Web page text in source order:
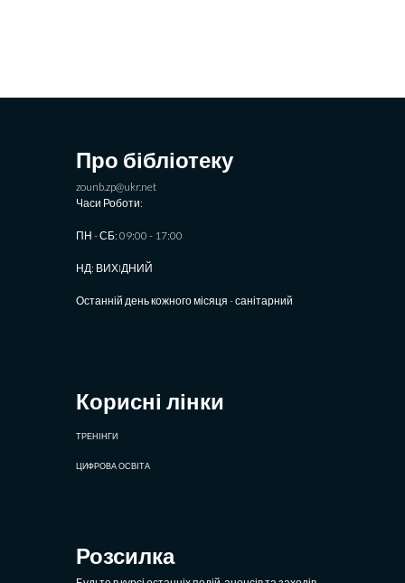
Про бібліотеку
zounb.zp@ukr.net
Часи Роботи:
ПН - СБ: 09:00 - 17:00
НД: ВИХIДНИЙ
Останній день кожного місяця - санітарний
Корисні лінки
ТРЕНІНГИ
ЦИФРОВА ОСВІТА
Розсилка